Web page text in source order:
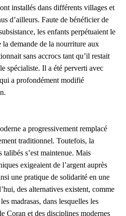
installés dans différents villages et
d’ailleurs. Faute de bénéficier de
les enfants perpétuaient le
la demande de la nourriture aux
sans accrocs tant qu’il restait
spécialiste. Il a été perverti avec
a profondément modifié
a progressivement remplacé
traditionnel. Toutefois, la
s’est maintenue. Mais
exigeaient de l’argent auprès
une pratique de solidarité en une
des alternatives existent, comme
madrasas, dans lesquelles les
Coran et des disciplines modernes